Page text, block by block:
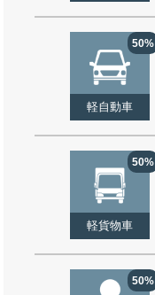
50%
軽自動車
50%
軽貨物車
50%